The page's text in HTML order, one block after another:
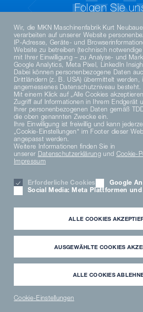
Folgen Sie
DE
DATENSCHUTZERKLÄRUNG
COOKIE
NEWSLETTER
DOWNLOAD
Wir, die MKN Maschinenfabrik Kurt
verarbeiten auf unserer Website
IP-Adresse, Geräte- und
Website zu betreiben (technisch
mit Ihrer Einwilligung – zu Analyse- und
Google Analytics, Meta Pixel, LinkedIn
Dabei können personenbezogene Daten
Drittländern (z. B. USA) übermittelt werden,
angemessenes Datenschutzniveau besteht.
Mit einem Klick auf „Alle Cookies
Zugriff auf Informationen in Ihrem Endgerät
Ihrer personenbezogenen Daten gemäß
die oben genannten Zwecke ein.
Ihre Einwilligung ist freiwillig und kann
„Cookie-Einstellungen“ im Footer dieser
angepasst werden.
Weitere Informationen finden Sie in
unserer Datenschutzerklärungund Cookie-
Impressum
Erforderliche Cookies
Google
Social Media: Meta Plattformen
ALLE COOKIES
AUSGEWÄHLTE COOKIES
ALLE COOKIES
Cookie-Einstellungen